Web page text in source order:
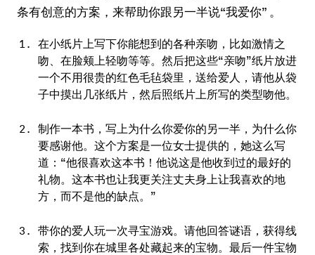
条有创意的方案，来帮助你跟另一半说“我爱你” 。
在小纸片上写下你能想到的各种亲吻，比如激情之
吻、在脸颊上轻吻等等。然后把这些“亲吻”纸片放进
一个不用很贵的红色毛毡袋里，送给爱人，请他从袋
子中摸出几张纸片，然后照纸片上所写的类型吻他。
制作一本书，写上为什么你爱你的另一半，为什么你
要感谢他。这个方案是一位女士提供的，她这么写
道：“他很喜欢这本书！他说这是他收到过的最好的
礼物。这本书也让我更关注丈夫身上让我喜欢的地
方，而不是他的缺点。”
带你的爱人玩一次寻宝游戏。请他回答谜语，获得线
索，找到你在城里各处藏起来的宝物。最后一件宝物